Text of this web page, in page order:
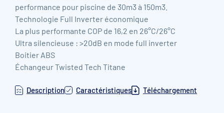
performance pour piscine de 30m3à 150m3.
Technologie Full Inverter économique
La plus performante COP de 16,2 en 26°C/26°C
Ultra silencieuse : >20dB en mode full inverter
Boitier ABS
Échangeur Twisted Tech Titane
Description Caractéristiques Téléchargement